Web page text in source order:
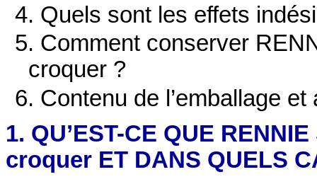
4. Quels sont les effets
5. Comment conserver
croquer ?
6. Contenu de l’emballage
1. QU’EST-CE QUE
croquer ET DANS QUELS